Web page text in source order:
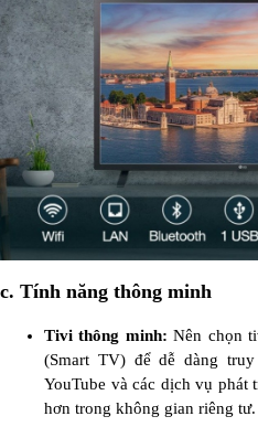
c. Tính năng thông minh
Tivi thông minh: Nên chọn
(Smart TV) để dễ dàng
YouTube và các dịch vụ phát
hơn trong không gian riêng tư.